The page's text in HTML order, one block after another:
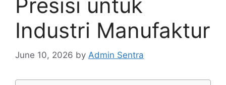
Presisi untuk
Industri Manufaktur
June 10, 2026 by Admin Sentra